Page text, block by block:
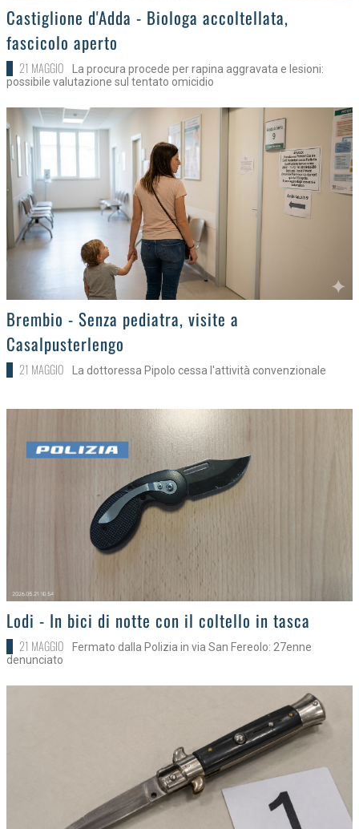
>
Castiglione d'Adda - Biologa accoltellata,
fascicolo aperto
21 MAGGIO
La procura procede per rapina aggravata e lesioni:
possibile valutazione sul tentato omicidio
>
Brembio - Senza pediatra, visite a
Casalpusterlengo
21 MAGGIO La dottoressa Pipolo cessa l'attività convenzionale
>Lodi - In bici di notte con il coltello in tasca
21 MAGGIO
Fermato dalla Polizia in via San Fereolo: 27enne
denunciato